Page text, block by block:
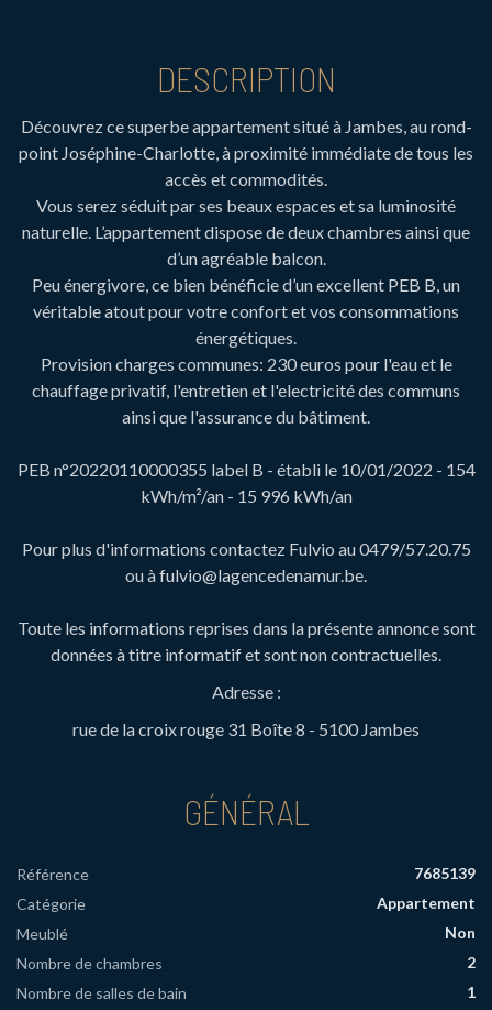
DESCRIPTION
Découvrez ce superbe appartement situé à Jambes, au rond-
point Joséphine-Charlotte, à proximité immédiate de tous les
accès et commodités.
Vous serez séduit par ses beaux espaces et sa luminosité
naturelle. L’appartement dispose de deux chambres ainsi que
d’un agréable balcon.
Peu énergivore, ce bien bénéficie d’un excellent PEB B, un
véritable atout pour votre confort et vos consommations
énergétiques.
Provision charges communes: 230 euros pour l'eau et le
chauffage privatif, l'entretien et l'electricité des communs
ainsi que l'assurance du bâtiment.
PEB n°20220110000355 label B - établi le 10/01/2022 - 154
kWh/m²/an - 15 996 kWh/an
Pour plus d'informations contactez Fulvio au 0479/57.20.75
ou à fulvio@lagencedenamur.be.
Toute les informations reprises dans la présente annonce sont
données à titre informatif et sont non contractuelles.
Adresse :
rue de la croix rouge 31 Boîte 8 - 5100 Jambes
GÉNÉRAL
Référence
7685139
Catégorie
Appartement
Meublé
Non
Nombre de chambres
2
Nombre de salles de bain
1